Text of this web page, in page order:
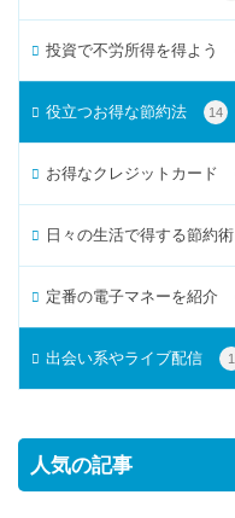
投資で不労所得を得よう
役立つお得な節約法 14
お得なクレジットカード
日々の生活で得する節約術
定番の電子マネーを紹介
出会い系やライブ配信 1
人気の記事